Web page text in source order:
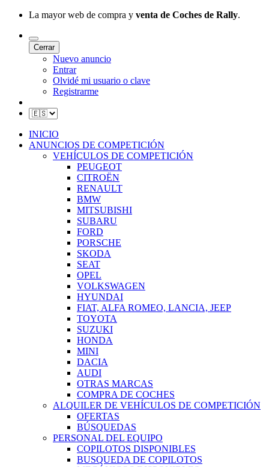
La mayor web de compra y venta de Coches de Rally.
Cerrar
Nuevo anuncio
Entrar
Olvidé mi usuario o clave
Registrarme
INICIO
ANUNCIOS DE COMPETICIÓN
VEHÍCULOS DE COMPETICIÓN
PEUGEOT
CITROËN
RENAULT
BMW
MITSUBISHI
SUBARU
FORD
PORSCHE
SKODA
SEAT
OPEL
VOLKSWAGEN
HYUNDAI
FIAT, ALFA ROMEO, LANCIA, JEEP
TOYOTA
SUZUKI
HONDA
MINI
DACIA
AUDI
OTRAS MARCAS
COMPRA DE COCHES
ALQUILER DE VEHÍCULOS DE COMPETICIÓN
OFERTAS
BÚSQUEDAS
PERSONAL DEL EQUIPO
COPILOTOS DISPONIBLES
BUSQUEDA DE COPILOTOS